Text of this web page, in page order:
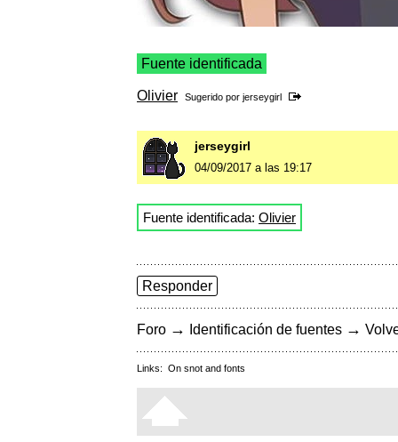
Fuente identificada
Olivier Sugerido por jerseygirl
jerseygirl
04/09/2017 a las 19:17
Fuente identificada: Olivier
Responder
Foro → Identificación de fuentes →
Links: On snot and fonts